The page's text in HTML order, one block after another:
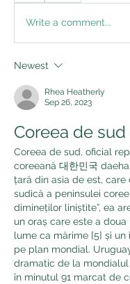
Write a comment...
Newest
Rhea Heatherly
Sep 26, 2023
Coreea de
Coreea de sud, oficial
coreeană 대한민국
țară din asia de est, care
sudică a peninsulei
dimineților liniștite”, ea
un oraș care este a
lume ca mărime [5] și un
pe plan mondial.
dramatic de la mondialul
în minutul 91 marcat de